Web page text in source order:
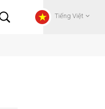
Tiếng Việt